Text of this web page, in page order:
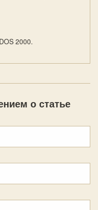
2000.
о статье